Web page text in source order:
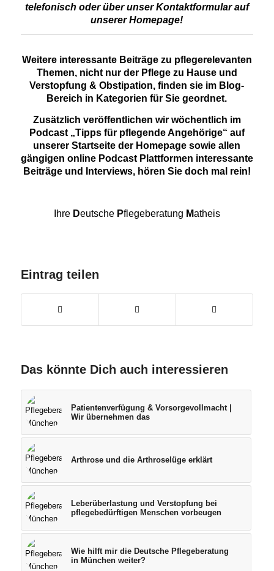
telefonisch oder über unser Kontaktformular auf
unserer Homepage!
Weitere interessante Beiträge zu pflegerelevanten
Themen, nicht nur der Pflege zu Hause und
Verstopfung & Obstipation, finden sie im Blog-
Bereich in Kategorien für Sie geordnet.
Zusätzlich veröffentlichen wir wöchentlich im
Podcast „Tipps für pflegende Angehörige“ auf
unserer Startseite der Homepage sowie allen
gängigen online Podcast Plattformen interessante
Beiträge und Interviews, hören Sie doch mal rein!
Ihre Deutsche Pflegeberatung Matheis
Eintrag teilen
Das könnte Dich auch interessieren
Patientenverfügung & Vorsorgevollmacht |
Wir übernehmen das
Arthrose und die Arthroselüge erklärt
Leberüberlastung und Verstopfung bei
pflegebedürftigen Menschen vorbeugen
Wie hilft mir die Deutsche Pflegeberatung
in München weiter?